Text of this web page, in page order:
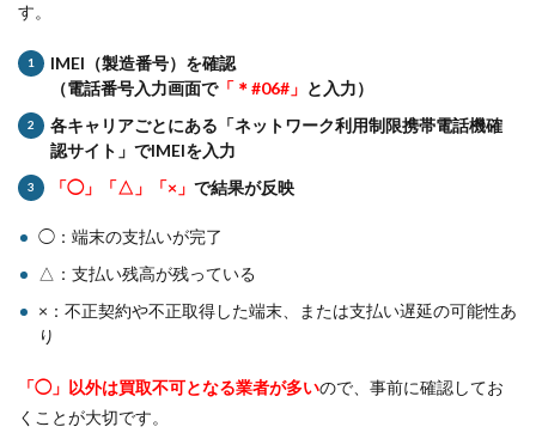
す。
IMEI（製造番号）を確認
（電話番号入力画面で「＊#06#」 と入力）
各キャリアごとにある「ネットワーク利用制限携帯電話機確
認サイト」でIMEIを入力
「◯」「△」「×」 で結果が反映
◯：端末の支払いが完了
△：支払い残高が残っている
×：不正契約や不正取得した端末、または支払い遅延の可能性あ
り
「◯」以外は買取不可となる業者が多いので、事前に確認してお
くことが大切です。